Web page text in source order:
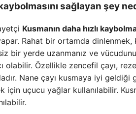
sağlayan şey
Kusmanın daha hızlı
Rahat bir ortamda
bir yerde uzanmanız ve
olabilir. Özellikle zencefil çayı,
Nane çayı kusmaya iyi geldiği
için uçucu yağlar kullanılabilir.